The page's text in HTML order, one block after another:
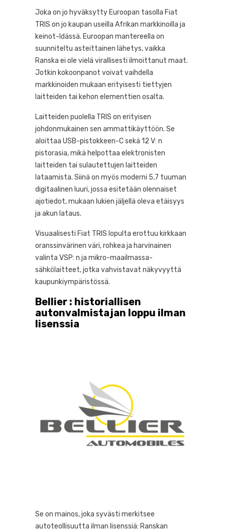
Joka on jo hyväksytty Euroopan tasolla Fiat
TRIS on jo kaupan useilla Afrikan markkinoilla ja
keinot-Idässä. Euroopan mantereella on
suunniteltu asteittainen lähetys, vaikka
Ranska ei ole vielä virallisesti ilmoittanut maat.
Jotkin kokoonpanot voivat vaihdella
markkinoiden mukaan erityisesti tiettyjen
laitteiden tai kehon elementtien osalta.
Laitteiden puolella TRIS on erityisen
johdonmukainen sen ammattikäyttöön. Se
aloittaa USB-pistokkeen-C sekä 12 V: n
pistorasia, mikä helpottaa elektronisten
laitteiden tai sulautettujen laitteiden
lataamista. Siinä on myös moderni 5,7 tuuman
digitaalinen luuri, jossa esitetään olennaiset
ajotiedot, mukaan lukien jäljellä oleva etäisyys
ja akun lataus.
Visuaalisesti Fiat TRIS lopulta erottuu kirkkaan
oranssinvärinen väri, rohkea ja harvinainen
valinta VSP: n ja mikro-maailmassa-
sähkölaitteet, jotka vahvistavat näkyvyyttä
kaupunkiympäristössä.
Bellier : historiallisen
autonvalmistajan loppu ilman
lisenssia
Se on mainos, joka syvästi merkitsee
autoteollisuutta ilman lisenssiä: Ranskan